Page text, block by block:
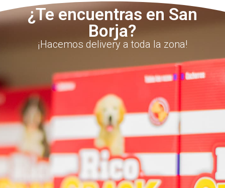
¿Te encuentras en San
Borja?
¡Hacemos delivery a toda la zona!